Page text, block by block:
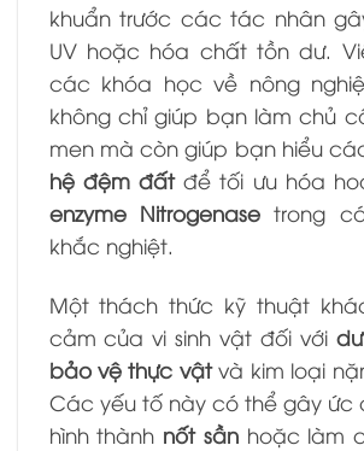
khuẩn trước các tác nhân
UV hoặc hóa chất tồn dư.
các khóa học về nông
không chỉ giúp bạn làm chủ
men mà còn giúp bạn hiểu
hệ đệm đấtđể tối ưu hóa
enzyme Nitrogenasetrong
khắc nghiệt.
Một thách thức kỹ thuật
cảm của vi sinh vật đối với
bảo vệ thực vậtvà kim loại
Các yếu tố này có thể gây ức
hình thành nốt sầnhoặc làm